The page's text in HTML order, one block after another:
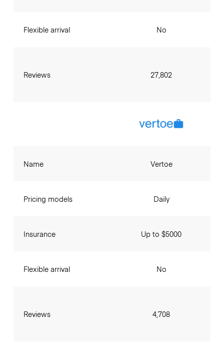
Flexible arrival
Reviews
No
27,802
Name
Pricing models
Insurance
Flexible arrival
Reviews
Vertoe
Daily
Up to $5000
No
4,708